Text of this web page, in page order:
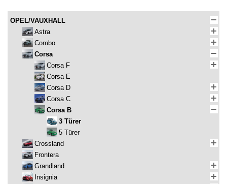
OPEL/VAUXHALL
Astra
Combo
Corsa
Corsa F
Corsa E
Corsa D
Corsa C
Corsa B
3 Türer
5 Türer
Crossland
Frontera
Grandland
Insignia